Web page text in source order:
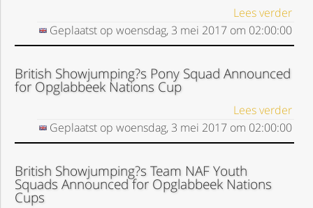
Lees verder
Geplaatst op woensdag, 3 mei 2017 om 02:00:00
British Showjumping?s Pony Squad Announced
for Opglabbeek Nations Cup
Lees verder
Geplaatst op woensdag, 3 mei 2017 om 02:00:00
British Showjumping?s Team NAF Youth
Squads Announced for Opglabbeek Nations
Cups